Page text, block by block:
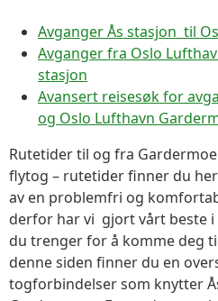
Avganger Ås stasjon til
Avganger fra Oslo
stasjon
Avansert reisesøk for
og Oslo Lufthavn
Rutetider til og fra
flytog – rutetider finner du
av en problemfri og
derfor har vi gjort vårt beste i
du trenger for å komme deg
denne siden finner du en
togforbindelser som knytter